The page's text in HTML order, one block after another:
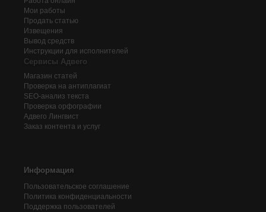
Мои работы
Продать статью
Извещения
Вывод средств
Инструкции для исполнителей
Сервисы Адвего
Магазин статей
Проверка на антиплагиат
SEO-анализ текста
Проверка орфографии
Адвего Лингвист
Заказ контента и услуг
Информация
Пользовательское соглашение
Политика конфиденциальности
Поддержка пользователей